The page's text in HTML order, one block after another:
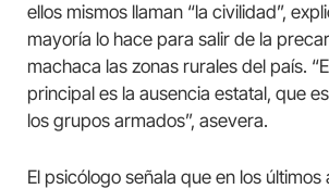
ellos mismos llaman “la civilidad”,
mayoría lo hace para salir de la
machaca las zonas rurales del país.
principal es la ausencia estatal, que
los grupos armados”, asevera.
El psicólogo señala que en los últimos